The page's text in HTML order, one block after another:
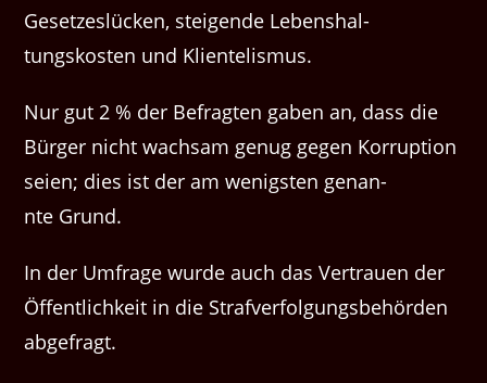
Geset­zes­lück­en, steigende Leben­shal­
tungskosten und Klientelismus.
Nur gut 2 % der Befragten gaben an, dass die
Bürg­er nicht wach­sam genug gegen Kor­rup­tion
seien; dies ist der am wenig­sten genan­
nte Grund.
In der Umfrage wurde auch das Ver­trauen der
Öffentlichkeit in die Strafver­fol­gungs­be­hör­den
abgefragt.